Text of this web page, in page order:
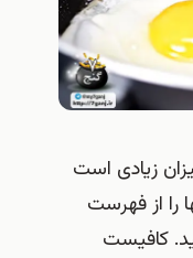
زیادی است
را از فهرست
کافیست